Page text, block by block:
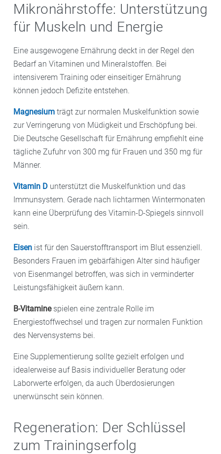
Mikronährstoffe: Unterstützung
für Muskeln und Energie
Eine ausgewogene Ernährung deckt in der Regel den
Bedarf an Vitaminen und Mineralstoffen. Bei
intensiverem Training oder einseitiger Ernährung
können jedoch Defizite entstehen.
Magnesium trägt zur normalen Muskelfunktion sowie
zur Verringerung von Müdigkeit und Erschöpfung bei.
Die Deutsche Gesellschaft für Ernährung empfiehlt eine
tägliche Zufuhr von 300 mg für Frauen und 350 mg für
Männer.
Vitamin D unterstützt die Muskelfunktion und das
Immunsystem. Gerade nach lichtarmen Wintermonaten
kann eine Überprüfung des Vitamin-D-Spiegels sinnvoll
sein.
Eisen ist für den Sauerstofftransport im Blut essenziell.
Besonders Frauen im gebärfähigen Alter sind häufiger
von Eisenmangel betroffen, was sich in verminderter
Leistungsfähigkeit äußern kann.
B-Vitaminespielen eine zentrale Rolle im
Energiestoffwechsel und tragen zur normalen Funktion
des Nervensystems bei.
Eine Supplementierung sollte gezielt erfolgen und
idealerweise auf Basis individueller Beratung oder
Laborwerte erfolgen, da auch Überdosierungen
unerwünscht sein können.
Regeneration: Der Schlüssel
zum Trainingserfolg